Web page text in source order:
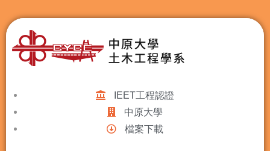
IEET工程認證
中原大學
檔案下載